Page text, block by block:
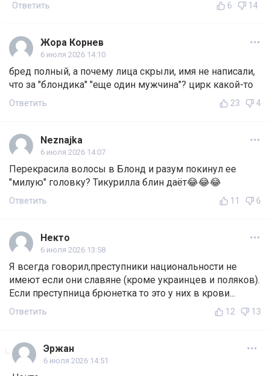
Ответить 6 14
Жора Корнев
6 июля 2026 14:10
бред полный, а почему лица скрыли, имя не написали,
что за "блондика" "еще один мужчина"? цирк какой-то
Ответить 23 4
Neznajka
6 июля 2026 14:07
Перекрасила волосы в Блонд и разум покинул ее
"милую" головку? Тикурилла блин даёт😂😂😂
Ответить 11 6
Некто
6 июля 2026 13:58
Я всегда говорил,преступники национальности не
имеют если они славяне (кроме украинцев и поляков).
Если преступница брюнетка то это у них в крови...
Ответить 12 13
Эржан
6 июля 2026 14:51